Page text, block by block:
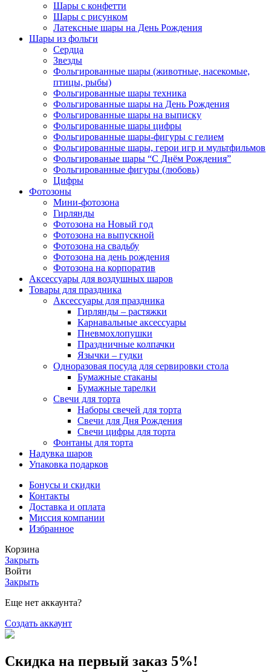
Шары с конфетти
Шары с рисунком
Латексные шары на День Рождения
Шары из фольги
Сердца
Звезды
Фольгированные шары (животные, насекомые,
птицы, рыбы)
Фольгированные шары техника
Фольгированные шары на День Рождения
Фольгированные шары на выписку
Фольгированные шары цифры
Фольгированные шары-фигуры с гелием
Фольгированные шары, герои игр и мультфильмов
Фольгированые шары “С Днём Рождения”
Фольгированные фигуры (любовь)
Цифры
Фотозоны
Мини-фотозона
Гирлянды
Фотозона на Новый год
Фотозона на выпускной
Фотозона на свадьбу
Фотозона на день рождения
Фотозона на корпоратив
Аксессуары для воздушных шаров
Товары для праздника
Аксессуары для праздника
Гирлянды – растяжки
Карнавальные аксессуары
Пневмохлопушки
Праздничные колпачки
Язычки – гудки
Одноразовая посуда для сервировки стола
Бумажные стаканы
Бумажные тарелки
Свечи для торта
Наборы свечей для торта
Свечи для Дня Рождения
Свечи цифры для торта
Фонтаны для торта
Надувка шаров
Упаковка подарков
Бонусы и скидки
Контакты
Доставка и оплата
Миссия компании
Избранное
Корзина
Закрыть
Войти
Закрыть
Еще нет аккаунта?
Создать аккаунт
Скидка на первый заказ 5%!